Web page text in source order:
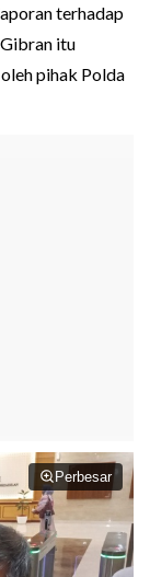
terhadap
itu
pihak Polda
Perbesar